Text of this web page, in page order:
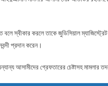
বলে স্বীকার করলে তাকে জুডিসিয়াল
প্রদান করেন।
আসামীদের গ্রেফতারের চেষ্টাসহ মামলার